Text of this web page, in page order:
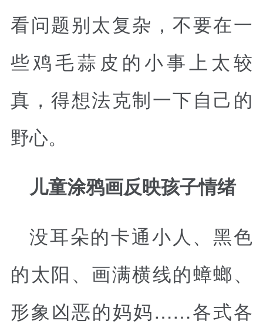
看问题别太复杂，不要在一
些鸡毛蒜皮的小事上太较
真，得想法克制一下自己的
野心。
儿童涂鸦画反映孩子情绪
没耳朵的卡通小人、黑色
的太阳、画满横线的蟑螂、
形象凶恶的妈妈……各式各